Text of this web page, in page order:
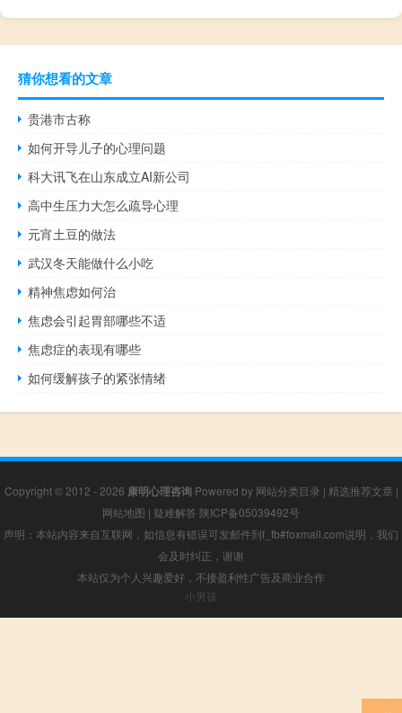
猜你想看的文章
贵港市古称
如何开导儿子的心理问题
科大讯飞在山东成立AI新公司
高中生压力大怎么疏导心理
元宵土豆的做法
武汉冬天能做什么小吃
精神焦虑如何治
焦虑会引起胃部哪些不适
焦虑症的表现有哪些
如何缓解孩子的紧张情绪
Copyright © 2012 - 2026 康明心理咨询Powered by 网站分类目录 | 精选推荐文章 |
网站地图 | 疑难解答 陕ICP备05039492号
声明：本站内容来自互联网，如信息有错误可发邮件到f_fb#foxmail.com说明，我们
会及时纠正，谢谢
本站仅为个人兴趣爱好，不接盈利性广告及商业合作
小男孩